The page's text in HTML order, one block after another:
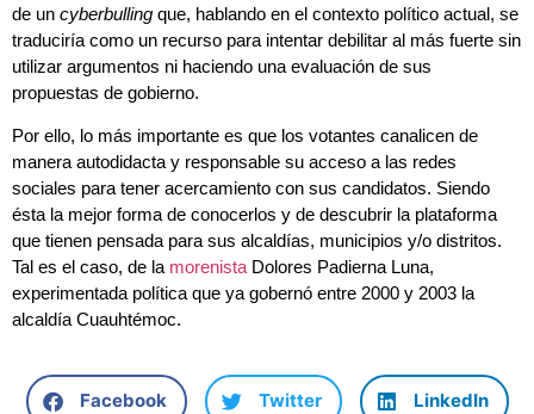
de un cyberbulling que, hablando en el contexto político actual, se
traduciría como un recurso para intentar debilitar al más fuerte sin
utilizar argumentos ni haciendo una evaluación de sus
propuestas de gobierno.
Por ello, lo más importante es que los votantes canalicen de
manera autodidacta y responsable su acceso a las redes
sociales para tener acercamiento con sus candidatos. Siendo
ésta la mejor forma de conocerlos y de descubrir la plataforma
que tienen pensada para sus alcaldías, municipios y/o distritos.
Tal es el caso, de la morenista Dolores Padierna Luna,
experimentada política que ya gobernó entre 2000 y 2003 la
alcaldía Cuauhtémoc.
Facebook Twitter LinkedIn